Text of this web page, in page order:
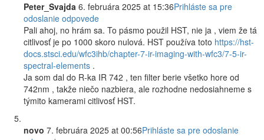
Peter_Svajda 6. februára 2025 at 15:36Prihláste sa pre
odoslanie odpovede
Pali ahoj, no hrám sa. To pásmo použil HST, nie ja , viem že tá
citlivosť je po 1000 skoro nulová. HST používa toto https://hst-
docs.stsci.edu/wfc3ihb/chapter-7-ir-imaging-with-wfc3/7-5-ir-
spectral-elements .
Ja som dal do R-ka IR 742 , ten filter berie všetko hore od
742nm , takže niečo nazbiera, ale rozhodne nedosiahneme s
týmito kamerami citlivosť HST.
novo 7. februára 2025 at 00:56Prihláste sa pre odoslanie